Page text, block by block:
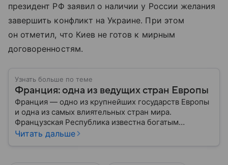
президент РФ заявил о наличии у России желания
завершить конфликт на Украине. При этом
он отметил, что Киев не готов к мирным
договоренностям.
Узнать больше по теме
Франция: одна из ведущих стран Европы
Франция — одно из крупнейших государств Европы
и одна из самых влиятельных стран мира.
Французская Республика известна богатым
культурным наследием, развитой экономикой,
Читать дальше